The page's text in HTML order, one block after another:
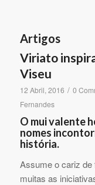
Artigos
Viriato
Viseu
12 Abril, 2016 / 0
Fernandes
O mui valente
nomes
história.
Assume o cariz de
muitas as